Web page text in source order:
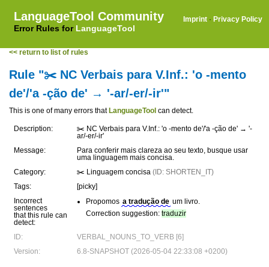
LanguageTool Community
Error Rules for LanguageTool
Imprint · Privacy Policy
<< return to list of rules
Rule "✂️ NC Verbais para V.Inf.: 'o -mento
de'/'a -ção de' → '-ar/-er/-ir'"
This is one of many errors that LanguageTool can detect.
Description:
✂️ NC Verbais para V.Inf.: 'o -mento de'/'a -ção de' → '-
ar/-er/-ir'
Message:
Para conferir mais clareza ao seu texto, busque usar
uma linguagem mais concisa.
Category:
✂️ Linguagem concisa (ID: SHORTEN_IT)
Tags:
[picky]
Incorrect
sentences
that this rule can
detect:
Propomos a tradução de um livro.
Correction suggestion: traduzir
ID:
VERBAL_NOUNS_TO_VERB [6]
Version:
6.8-SNAPSHOT (2026-05-04 22:33:08 +0200)